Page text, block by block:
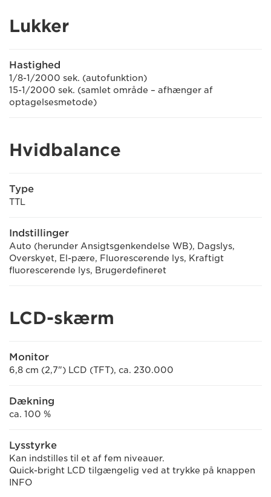
Lukker
Hastighed
1/8-1/2000 sek. (autofunktion)
15-1/2000 sek. (samlet område – afhænger af
optagelsesmetode)
Hvidbalance
Type
TTL
Indstillinger
Auto (herunder Ansigtsgenkendelse WB), Dagslys,
Overskyet, El-pære, Fluorescerende lys, Kraftigt
fluorescerende lys, Brugerdefineret
LCD-skærm
Monitor
6,8 cm (2,7") LCD (TFT), ca. 230.000
Dækning
ca. 100 %
Lysstyrke
Kan indstilles til et af fem niveauer.
Quick-bright LCD tilgængelig ved at trykke på knappen
INFO